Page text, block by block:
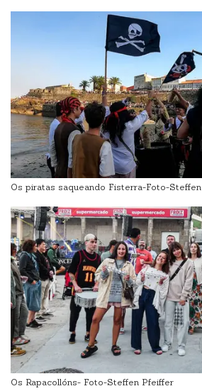
Os piratas saqueando Fisterra-Foto-
Os Rapacollóns- Foto-Steffen Pfeiffer